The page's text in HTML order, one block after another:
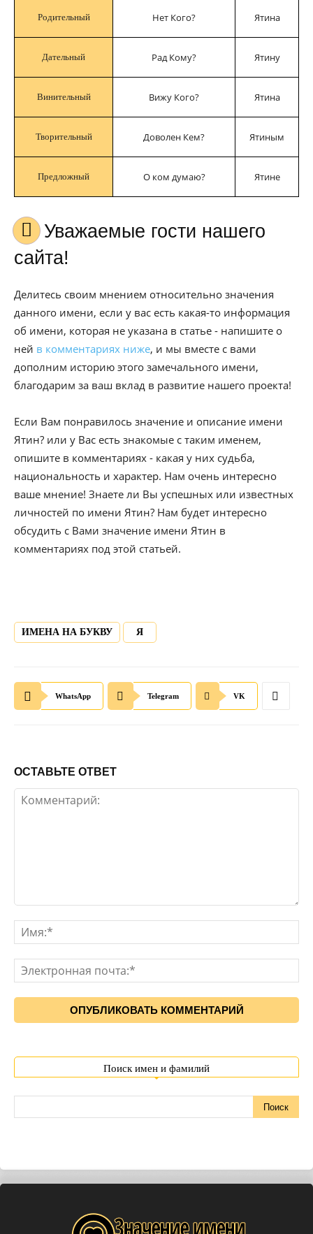
Родительный Нет Кого? Ятина
Дательный Рад Кому? Ятину
Винительный Вижу Кого? Ятина
Творительный Доволен Кем? Ятиным
Предложный О ком думаю? Ятине
Уважаемые гости нашего
сайта!
Делитесь своим мнением относительно значения
данного имени, если у вас есть какая-то информация
об имени, которая не указана в статье - напишите о
ней в комментариях ниже, и мы вместе с вами
дополним историю этого замечального имени,
благодарим за ваш вклад в развитие нашего проекта!
Если Вам понравилось значение и описание имени
Ятин? или у Вас есть знакомые с таким именем,
опишите в комментариях - какая у них судьба,
национальность и характер. Нам очень интересно
ваше мнение! Знаете ли Вы успешных или известных
личностей по имени Ятин? Нам будет интересно
обсудить с Вами значение имени Ятин в
комментариях под этой статьей.
ИМЕНА НА БУКВУ Я
WhatsApp Telegram VK
ОСТАВЬТЕ ОТВЕТ
Поиск имен и фамилий